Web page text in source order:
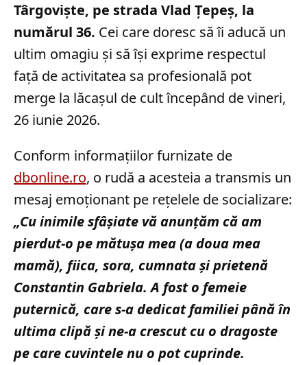
Târgoviște, pe strada Vlad Țepeș, la
numărul 36. Cei care doresc să îi aducă un
ultim omagiu și să își exprime respectul
față de activitatea sa profesională pot
merge la lăcașul de cult începând de vineri,
26 iunie 2026.
Conform informațiilor furnizate de
dbonline.ro, o rudă a acesteia a transmis un
mesaj emoționant pe rețelele de socializare:
„Cu inimile sfâșiate vă anunțăm că am
pierdut-o pe mătușa mea (a doua mea
mamă), fiica, sora, cumnata și prietenă
Constantin Gabriela. A fost o femeie
puternică, care s-a dedicat familiei până în
ultima clipă și ne-a crescut cu o dragoste
pe care cuvintele nu o pot cuprinde.